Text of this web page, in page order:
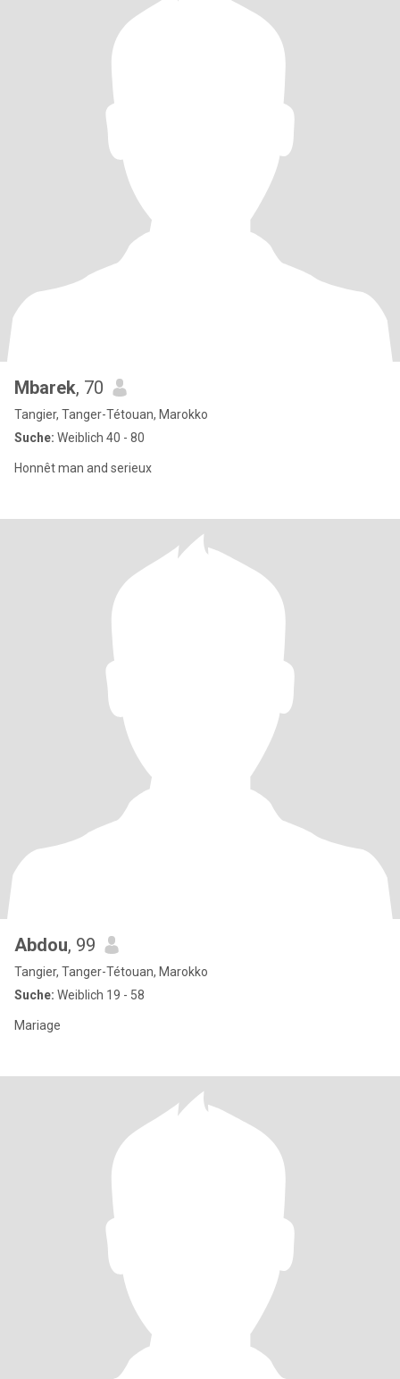
Mbarek, 70
Tangier, Tanger-Tétouan, Marokko
Suche: Weiblich 40 - 80
Honnêt man and serieux
Abdou, 99
Tangier, Tanger-Tétouan, Marokko
Suche: Weiblich 19 - 58
Mariage